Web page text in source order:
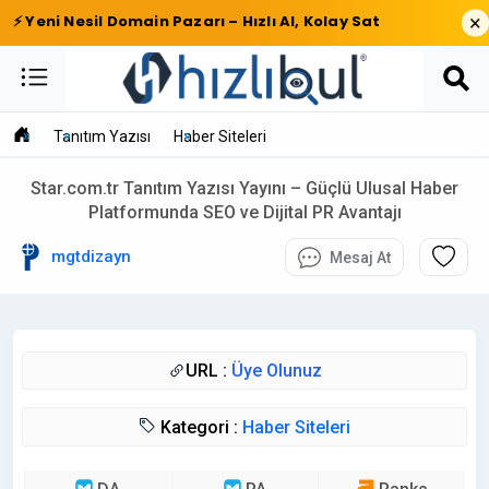
⚡ Yeni Nesil Domain Pazarı – Hızlı Al, Kolay Sat ×
Tanıtım Yazısı Haber Siteleri
Star.com.tr Tanıtım Yazısı Yayını – Güçlü Ulusal Haber
Platformunda SEO ve Dijital PR Avantajı
mgtdizayn Mesaj At
URL : Üye Olunuz
Kategori : Haber Siteleri